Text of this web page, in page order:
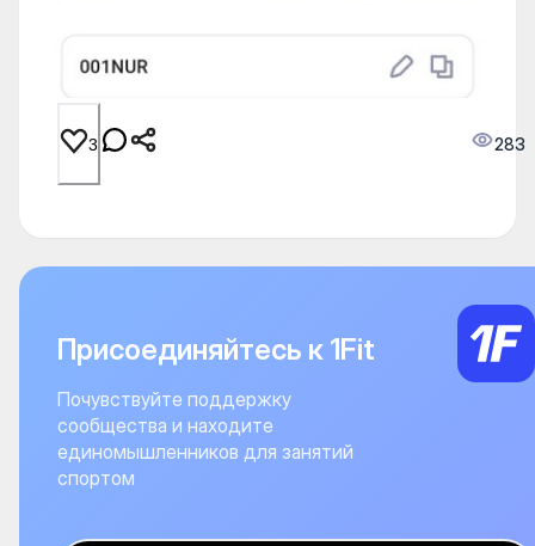
3 283
Присоединяйтесь к 1Fit
Почувствуйте поддержку
сообщества и находите
единомышленников для занятий
спортом